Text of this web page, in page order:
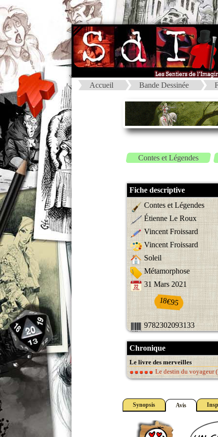
Accueil Bande Dessinée
Contes et Légendes
Fiche descriptive
Contes et Légendes
Étienne Le Roux
Vincent Froissard
Vincent Froissard
Soleil
Métamorphose
31 Mars 2021
18€95
9782302093133
Chronique
Le livre des merveilles
Le destin du voyageur
Synopsis Avis